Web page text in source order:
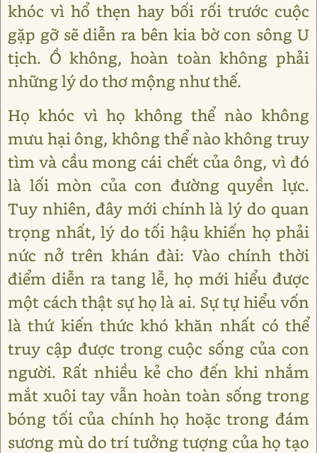
khóc vì hổ thẹn hay bối rối trước cuộc
gặp gỡ sẽ diễn ra bên kia bờ con sông U
tịch. Ồ không, hoàn toàn không phải
những lý do thơ mộng như thế.
Họ khóc vì họ không thể nào không
mưu hại ông, không thể nào không truy
tìm và cầu mong cái chết của ông, vì đó
là lối mòn của con đường quyền lực.
Tuy nhiên, đây mới chính là lý do quan
trọng nhất, lý do tối hậu khiến họ phải
nức nở trên khán đài: Vào chính thời
điểm diễn ra tang lễ, họ mới hiểu được
một cách thật sự họ là ai. Sự tự hiểu vốn
là thứ kiến thức khó khăn nhất có thể
truy cập được trong cuộc sống của con
người. Rất nhiều kẻ cho đến khi nhắm
mắt xuôi tay vẫn hoàn toàn sống trong
bóng tối của chính họ hoặc trong đám
sương mù do trí tưởng tượng của họ tạo